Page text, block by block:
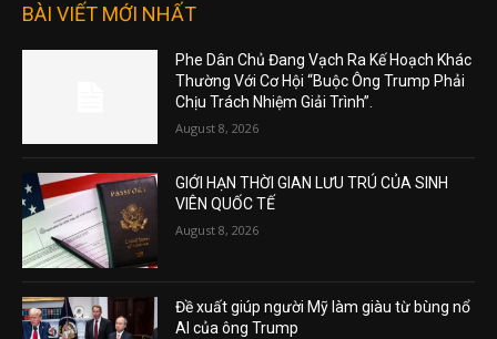
BÀI VIẾT MỚI NHẤT
Phe Dân Chủ Đang Vạch Ra Kế Hoạch Khác
Thường Với Cơ Hội “Buộc Ông Trump Phải
Chịu Trách Nhiệm Giải Trình”.
August 8, 2026
GIỚI HẠN THỜI GIAN LƯU TRÚ CỦA SINH
VIÊN QUỐC TẾ
August 8, 2026
Đề xuất giúp người Mỹ làm giàu từ bùng nổ
AI của ông Trump